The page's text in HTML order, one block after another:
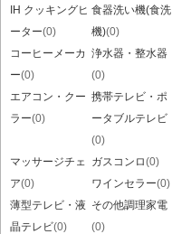
IH クッキングヒ
ーター(0)
食器洗い機(食洗
機)(0)
コーヒーメーカ
ー(0)
浄水器・整水器
(0)
エアコン・クー
ラー(0)
携帯テレビ・ポ
ータブルテレビ
(0)
マッサージチェ
ア(0)
ガスコンロ(0)
ワインセラー(0)
薄型テレビ・液
晶テレビ(0)
その他調理家電
(0)